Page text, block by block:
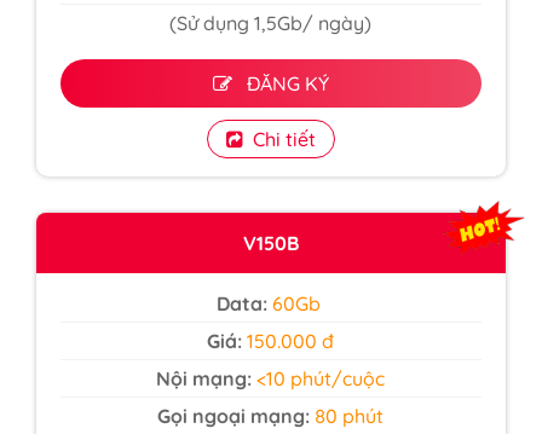
(Sử dụng 1,5Gb/ ngày)
ĐĂNG KÝ
Chi tiết
V150B
Data: 60Gb
Giá:150.000 đ
Nội mạng:<10 phút/cuộc
Gọi ngoại mạng: 80 phút